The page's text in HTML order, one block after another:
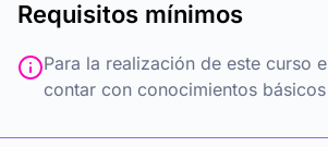
Requisitos mínimos
Para la realización de este curso
contar con conocimientos